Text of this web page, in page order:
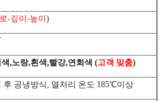
-깊이 -높이 )
,노랑,흰색,빨강,연회색 (고객 맞춤)
후 공냉방식, 열처리 온도 185℃이상